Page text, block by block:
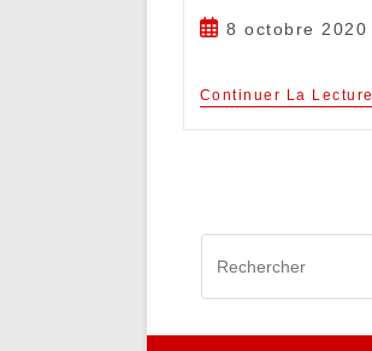
8 octobre 2020
Continuer La Lecture